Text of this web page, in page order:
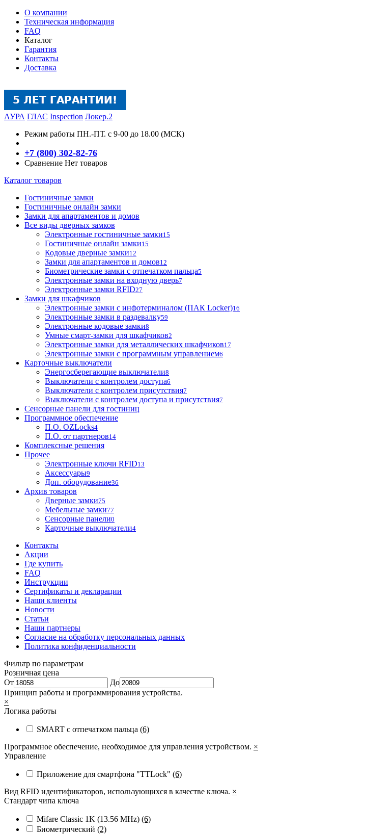
О компании
Техническая информация
FAQ
Каталог
Гарантия
Контакты
Доставка
АУРА ГЛАС Inspection Локер.2
Режим работы ПН.-ПТ. с 9-00 до 18.00 (МСК)
+7 (800) 302-82-76
Сравнение Нет товаров
Каталог товаров
Гостиничные замки
Гостиничные онлайн замки
Замки для апартаментов и домов
Все виды дверных замков
Электронные гостиничные замки15
Гостиничные онлайн замки15
Кодовые дверные замки12
Замки для апартаментов и домов12
Биометрические замки с отпечатком пальца5
Электронные замки на входную дверь7
Электронные замки RFID27
Замки для шкафчиков
Электронные замки с инфотерминалом (ПАК Locker)16
Электронные замки в раздевалку59
Электронные кодовые замки8
Умные смарт-замки для шкафчиков2
Электронные замки для металлических шкафчиков17
Электронные замки с программным управлением6
Карточные выключатели
Энергосберегающие выключатели8
Выключатели с контролем доступа6
Выключатели с контролем присутствия7
Выключатели с контролем доступа и присутствия7
Сенсорные панели для гостиниц
Программное обеспечение
П.О. OZLocks4
П.О. от партнеров14
Комплексные решения
Прочее
Электронные ключи RFID13
Аксессуары9
Доп. оборудование36
Архив товаров
Дверные замки75
Мебельные замки77
Сенсорные панели0
Карточные выключатели4
Контакты
Акции
Где купить
FAQ
Инструкции
Сертификаты и декларации
Наши клиенты
Новости
Статьи
Наши партнеры
Согласие на обработку персональных данных
Политика конфиденциальности
Фильтр по параметрам
Розничная цена
От
До
Принцип работы и программирования устройства.
×
Логика работы
SMART с отпечатком пальца (6)
Программное обеспечение, необходимое для управления устройством. ×
Управление
Приложение для смартфона "TTLock" (6)
Вид RFID идентификаторов, использующихся в качестве ключа. ×
Стандарт чипа ключа
Mifare Classic 1K (13.56 MHz) (6)
Биометрический (2)